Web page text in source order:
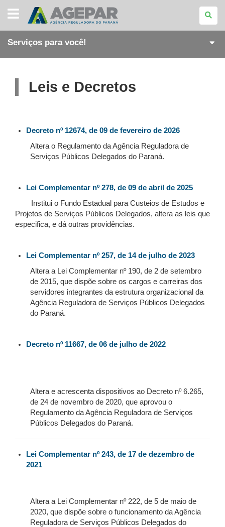
AGÊNCIA
REGULADORA
DO
PARANÁ
Serviços para você!
Leis e Decretos
Decreto nº 12674, de 09 de fevereiro de 2026
Altera o Regulamento da Agência Reguladora de
Serviços Públicos Delegados do Paraná.
Lei Complementar nº 278, de 09 de abril de 2025
Institui o Fundo Estadual para Custeios de Estudos e
Projetos de Serviços Públicos Delegados, altera as leis que
especifica, e dá outras providências.
Lei Complementar nº 257, de 14 de julho de 2023
Altera a Lei Complementar nº 190, de 2 de setembro
de 2015, que dispõe sobre os cargos e carreiras dos
servidores integrantes da estrutura organizacional da
Agência Reguladora de Serviços Públicos Delegados
do Paraná.
Decreto nº 11667, de 06 de julho de 2022
Altera e acrescenta dispositivos ao Decreto nº 6.265,
de 24 de novembro de 2020, que aprovou o
Regulamento da Agência Reguladora de Serviços
Públicos Delegados do Paraná.
Lei Complementar nº 243, de 17 de dezembro de
2021
Altera a Lei Complementar nº 222, de 5 de maio de
2020, que dispõe sobre o funcionamento da Agência
Reguladora de Serviços Públicos Delegados do